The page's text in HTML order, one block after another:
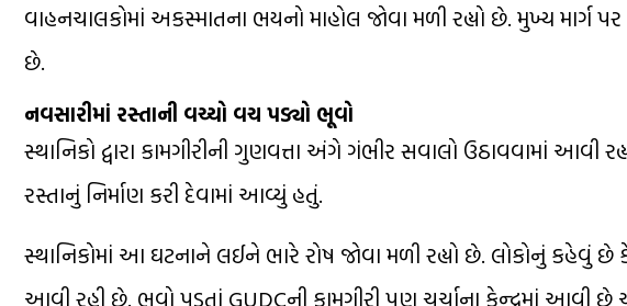
વાહનચાલકોમાં અકસ્માતના ભયનો માહોલ જોવા મળી રહ્યો છે. મુખ્ય
છે.
નવસારીમાં રસ્તાની વચ્ચો વચ પડ્યો ભૂવો
સ્થાનિકો દ્વારા કામગીરીની ગુણવત્તા અંગે ગંભીર સવાલો ઉઠાવવામાં આવી
રસ્તાનું નિર્માણ કરી દેવામાં આવ્યું હતું.
સ્થાનિકોમાં આ ઘટનાને લઈને ભારે રોષ જોવા મળી રહ્યો છે. લોકોનું કહેવું છે
આવી રહી છે. ભૂવો પડતાં GUDCની કામગીરી પણ ચર્ચાના કેન્દ્રમાં આવી